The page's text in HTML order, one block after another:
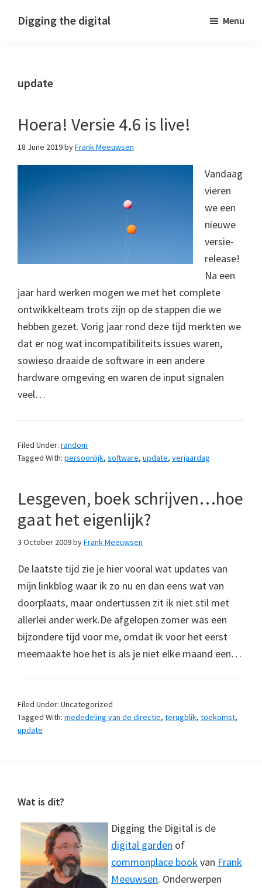
Digging the digital Menu
update
Hoera! Versie 4.6 is live!
18 June 2019byFrank Meeuwsen
Vandaag
vieren
we een
nieuwe
versie-
release!
Na een
jaar hard werken mogen we met het complete
ontwikkelteam trots zijn op de stappen die we
hebben gezet. Vorig jaar rond deze tijd merkten we
dat er nog wat incompatibiliteits issues waren,
sowieso draaide de software in een andere
hardware omgeving en waren de input signalen
veel…
Filed Under: random
Tagged With: persoonlijk, software, update, verjaardag
Lesgeven, boek schrijven…hoe
gaat het eigenlijk?
3 October 2009byFrank Meeuwsen
De laatste tijd zie je hier vooral wat updates van
mijn linkblog waar ik zo nu en dan eens wat van
doorplaats, maar ondertussen zit ik niet stil met
allerlei ander werk.De afgelopen zomer was een
bijzondere tijd voor me, omdat ik voor het eerst
meemaakte hoe het is als je niet elke maand een…
Filed Under: Uncategorized
Tagged With: mededeling van de directie, terugblik, toekomst,
update
Footer
Wat is dit?
Digging the Digital is de
digital garden of
commonplace bookvan Frank
Meeuwsen. Onderwerpen